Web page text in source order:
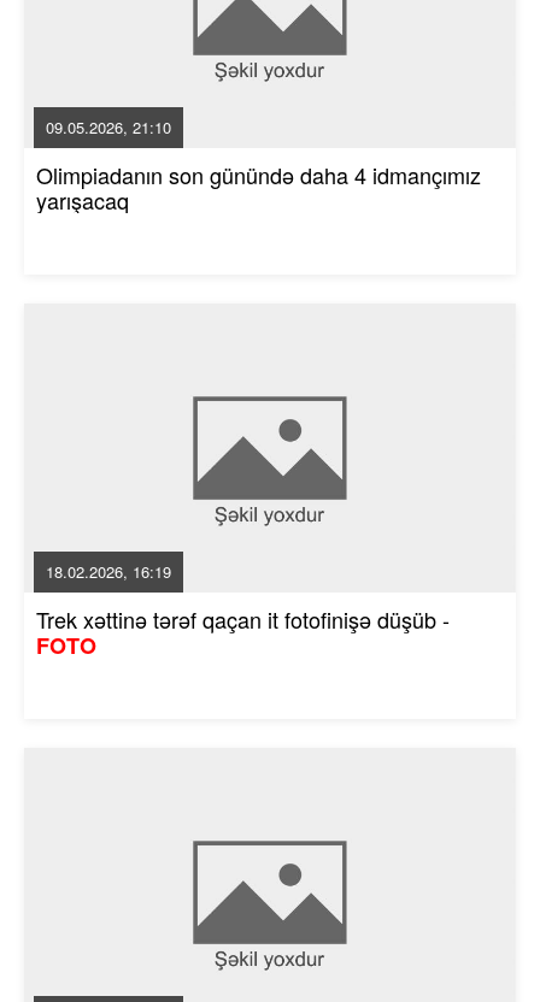
09.05.2026, 21:10
Olimpiadanın son günündə daha 4 idmançımız
yarışacaq
18.02.2026, 16:19
Trek xəttinə tərəf qaçan it fotofinişə düşüb -
FOTO